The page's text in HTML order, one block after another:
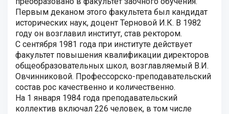
Первым деканом этого факультета был кандидат
исторических наук, доцент Терновой И.К. В 1982
году он возглавил институт, став ректором.
С сентября 1981 года при институте действует
факультет повышения квалификации директоров
общеобразовательных школ, возглавляемый В.И.
Овчинниковой. Профессорско-преподавательский
состав рос качественно и количественно.
На 1 января 1984 года преподавательский
коллектив включал 226 человек, в том числе